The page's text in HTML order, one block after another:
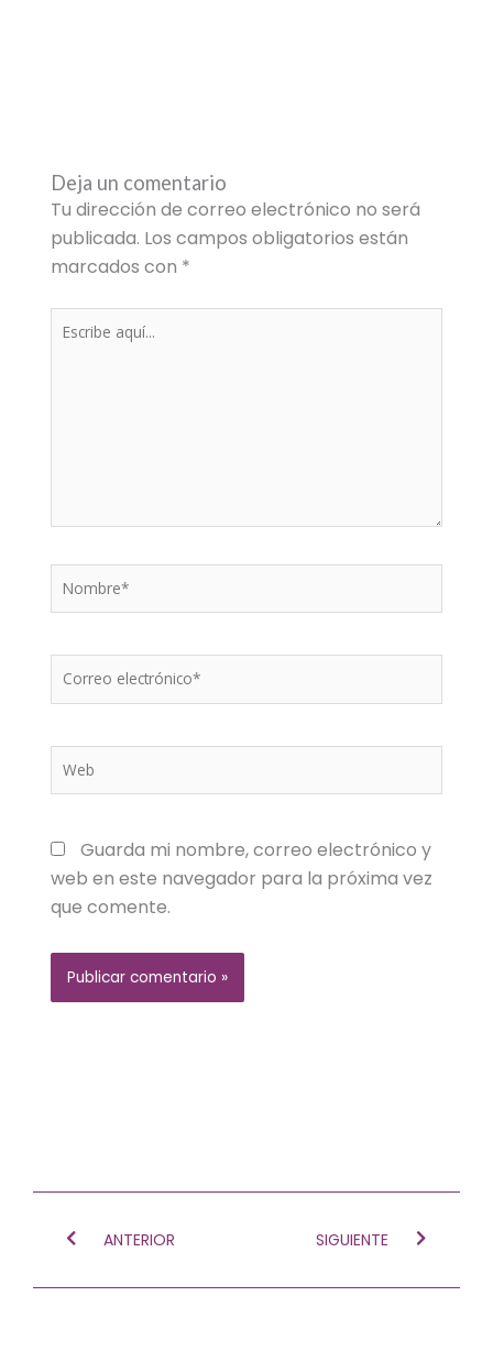
Deja un comentario
Tu dirección de correo electrónico no será
publicada. Los campos obligatorios están
marcados con *
Escribe
Nombre*
Correo
Web
Guarda mi nombre, correo electrónico y
web en este navegador para la próxima vez
que comente.
ANTERIOR SIGUIENTE